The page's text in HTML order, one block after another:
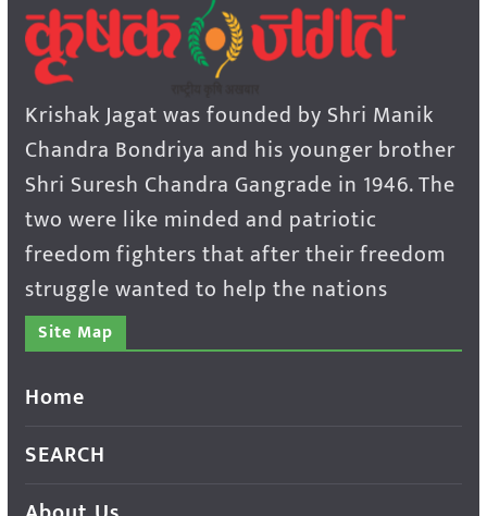
Krishak Jagat was founded by Shri Manik
Chandra Bondriya and his younger brother
Shri Suresh Chandra Gangrade in 1946. The
two were like minded and patriotic
freedom fighters that after their freedom
struggle wanted to help the nations
Site Map
Home
SEARCH